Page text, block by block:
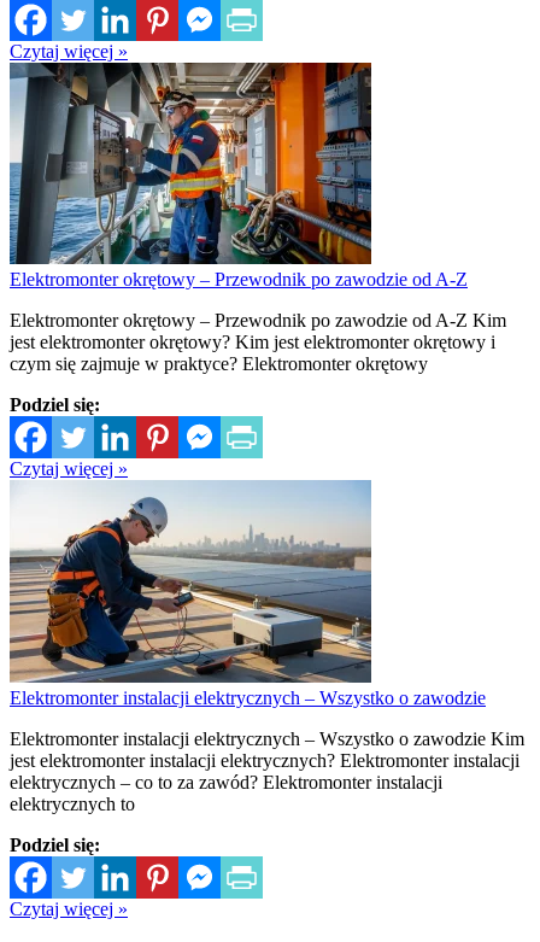
Czytaj więcej »
Elektromonter okrętowy – Przewodnik po zawodzie od A-Z
Elektromonter okrętowy – Przewodnik po zawodzie od A-Z Kim
jest elektromonter okrętowy? Kim jest elektromonter okrętowy i
czym się zajmuje w praktyce? Elektromonter okrętowy
Podziel się:
Czytaj więcej »
Elektromonter instalacji elektrycznych – Wszystko o zawodzie
Elektromonter instalacji elektrycznych – Wszystko o zawodzie Kim
jest elektromonter instalacji elektrycznych? Elektromonter instalacji
elektrycznych – co to za zawód? Elektromonter instalacji
elektrycznych to
Podziel się:
Czytaj więcej »